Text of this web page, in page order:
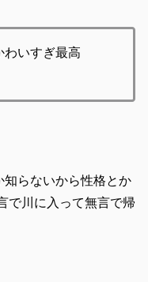
わいすぎ最高
らないから性格とか
で川に入って無言で帰